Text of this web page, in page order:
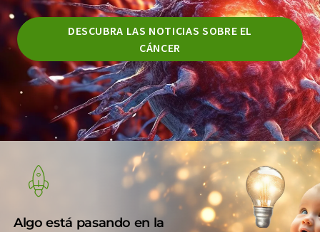
DESCUBRA LAS NOTICIAS SOBRE EL
CÁNCER
Algo está pasando en la